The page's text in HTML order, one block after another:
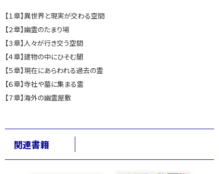
【１章】異世界と現実が交わる空間
【２章】幽霊のたまり場
【３章】人々が行き交う空間
【４章】建物の中にひそむ闇
【５章】現在にあらわれる過去の霊
【６章】寺社や墓に集まる霊
【７章】海外の幽霊屋敷
関連書籍